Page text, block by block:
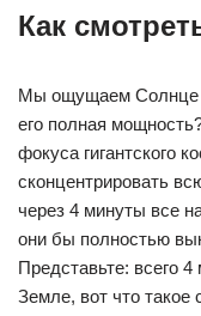
Как
Мы ощущаем Солнце
его полная
фокуса гигантского
сконцентрировать
через 4 минуты все
они бы полностью
Представьте: всего
Земле, вот что такое